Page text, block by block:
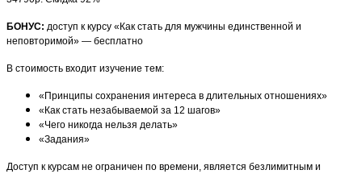
БОНУС: доступ к курсу «Как стать для мужчины единственной и
неповторимой» — бесплатно
В стоимость входит изучение тем:
«Принципы сохранения интереса в длительных отношениях»
«Как стать незабываемой за 12 шагов»
«Чего никогда нельзя делать»
«Задания»
Доступ к курсам не ограничен по времени, является безлимитным и